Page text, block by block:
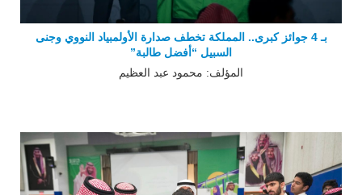
بـ 4 جوائز كبرى.. المملكة تخطف صدارة الأولمبياد النووي وجنى
السبيل “أفضل طالبة”
المؤلف: محمود عبد العظيم